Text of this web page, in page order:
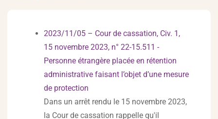
2023/11/05 – Cour de cassation, Civ. 1,
15 novembre 2023, n° 22-15.511 -
Personne étrangère placée en rétention
administrative faisant l’objet d’une mesure
de protection
Dans un arrêt rendu le 15 novembre 2023,
la Cour de cassation rappelle qu'il